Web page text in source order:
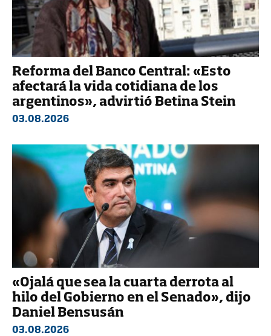
Reforma del Banco Central: «Esto
afectará la vida cotidiana de los
argentinos», advirtió Betina Stein
03.08.2026
«Ojalá que sea la cuarta derrota al
hilo del Gobierno en el Senado», dijo
Daniel Bensusán
03.08.2026